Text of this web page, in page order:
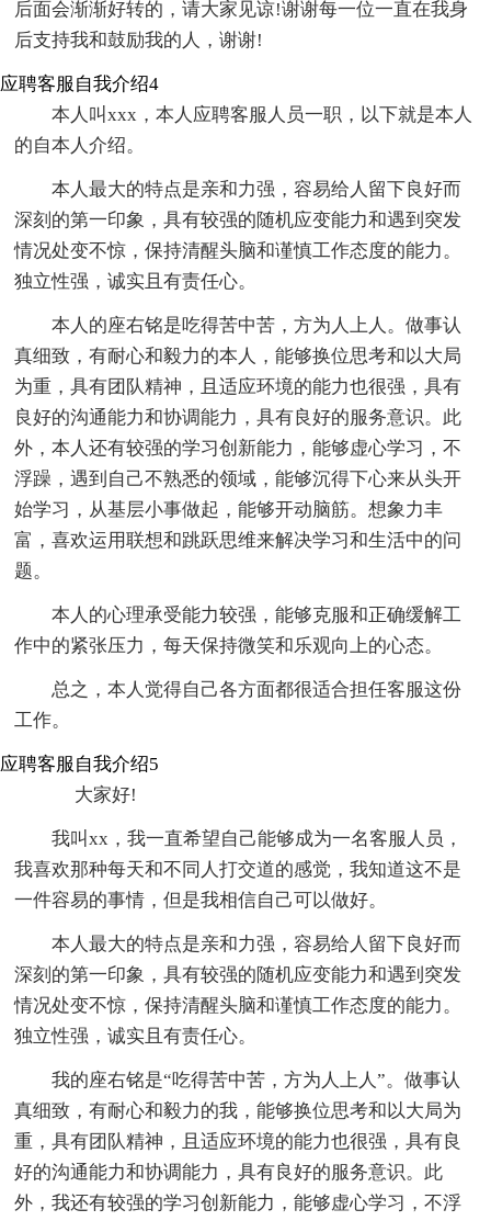
后面会渐渐好转的，请大家见谅!谢谢每一位一直在我身
后支持我和鼓励我的人，谢谢!
应聘客服自我介绍4
本人叫xxx，本人应聘客服人员一职，以下就是本人
的自本人介绍。
本人最大的特点是亲和力强，容易给人留下良好而
深刻的第一印象，具有较强的随机应变能力和遇到突发
情况处变不惊，保持清醒头脑和谨慎工作态度的能力。
独立性强，诚实且有责任心。
本人的座右铭是吃得苦中苦，方为人上人。做事认
真细致，有耐心和毅力的本人，能够换位思考和以大局
为重，具有团队精神，且适应环境的能力也很强，具有
良好的沟通能力和协调能力，具有良好的服务意识。此
外，本人还有较强的学习创新能力，能够虚心学习，不
浮躁，遇到自己不熟悉的领域，能够沉得下心来从头开
始学习，从基层小事做起，能够开动脑筋。想象力丰
富，喜欢运用联想和跳跃思维来解决学习和生活中的问
题。
本人的心理承受能力较强，能够克服和正确缓解工
作中的紧张压力，每天保持微笑和乐观向上的心态。
总之，本人觉得自己各方面都很适合担任客服这份
工作。
应聘客服自我介绍5
大家好!
我叫xx，我一直希望自己能够成为一名客服人员，
我喜欢那种每天和不同人打交道的感觉，我知道这不是
一件容易的事情，但是我相信自己可以做好。
本人最大的特点是亲和力强，容易给人留下良好而
深刻的第一印象，具有较强的随机应变能力和遇到突发
情况处变不惊，保持清醒头脑和谨慎工作态度的能力。
独立性强，诚实且有责任心。
我的座右铭是“吃得苦中苦，方为人上人”。做事认
真细致，有耐心和毅力的我，能够换位思考和以大局为
重，具有团队精神，且适应环境的能力也很强，具有良
好的沟通能力和协调能力，具有良好的服务意识。此
外，我还有较强的学习创新能力，能够虚心学习，不浮